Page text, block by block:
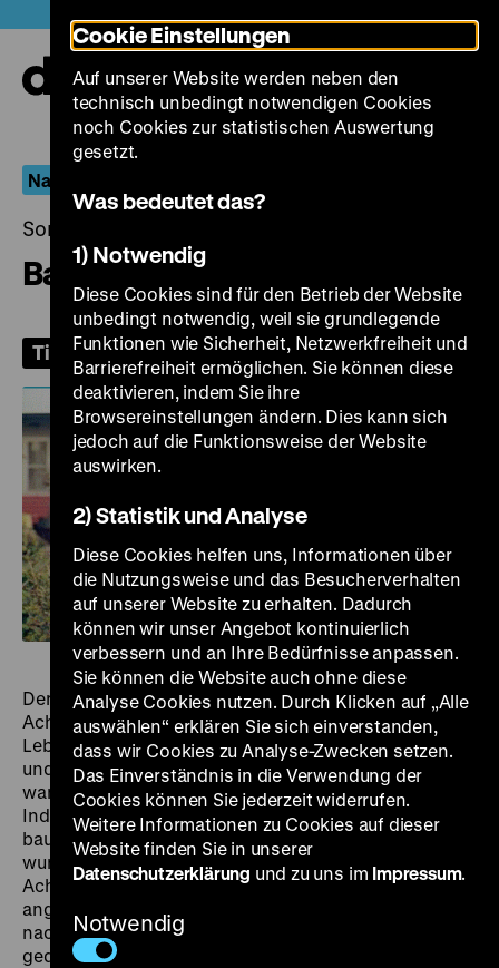
zum
Seiteninhalt
springen
Naturschauspiele
Sonntag, 22. Februar 2026, 15.00 Uhr
Bankett für Achilles
Tickets
Der letzte Arbeitstag vor dem Ruhestand wird für Karl
Achilles (Erwin Geschonneck) zur Bilanz seines
Lebens. Während seine Kolleg*innen einen Porträtfilm
und das titelgebende Abschiedsbankett vorbereiten,
wandert Achilles durch die trostlose
Industrielandschaft von Bitterfeld. Nach dem Krieg
baute er den zerstörten Chemiebetrieb wieder auf und
wurde bald Meister. Doch mit seiner Arbeit trug
Achilles zur Zerstörung der Umwelt bei. In einem selbst
angelegten Garten auf einer Halde ist er auf der Suche
nach einer ‚blauen Blume‘, die in der verseuchten Erde
gedeihen kann.
Cookie Einstellungen
Auf unserer Website werden neben den
technisch unbedingt notwendigen Cookies
noch Cookies zur statistischen Auswertung
gesetzt.
Was bedeutet das?
1) Notwendig
Diese Cookies sind für den Betrieb der Website
unbedingt notwendig, weil sie grundlegende
Funktionen wie Sicherheit, Netzwerkfreiheit und
Barrierefreiheit ermöglichen. Sie können diese
deaktivieren, indem Sie ihre
Browsereinstellungen ändern. Dies kann sich
jedoch auf die Funktionsweise der Website
auswirken.
2) Statistik und Analyse
Diese Cookies helfen uns, Informationen über
die Nutzungsweise und das Besucherverhalten
auf unserer Website zu erhalten. Dadurch
können wir unser Angebot kontinuierlich
verbessern und an Ihre Bedürfnisse anpassen.
Sie können die Website auch ohne diese
Analyse Cookies nutzen. Durch Klicken auf „Alle
auswählen“ erklären Sie sich einverstanden,
dass wir Cookies zu Analyse-Zwecken setzen.
Das Einverständnis in die Verwendung der
Cookies können Sie jederzeit widerrufen.
Weitere Informationen zu Cookies auf dieser
Website finden Sie in unserer
Datenschutzerklärung und zu uns im Impressum.
Notwendig